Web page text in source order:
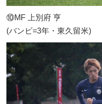
⑩MF 上別府 亨
(バンビ=3年・東久留米)